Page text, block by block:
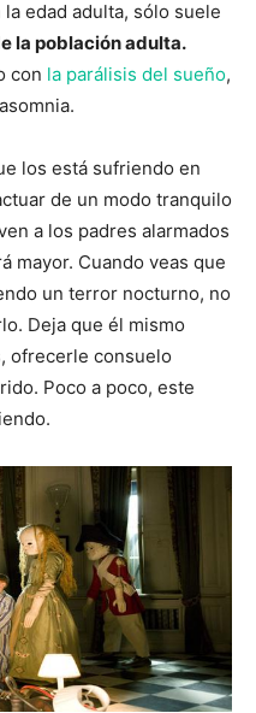
edad adulta, sólo suele
la población adulta.
con la parálisis del sueño,
los está sufriendo en
de un modo tranquilo
a los padres alarmados
mayor. Cuando veas que
un terror nocturno, no
Deja que él mismo
ofrecerle consuelo
Poco a poco, este